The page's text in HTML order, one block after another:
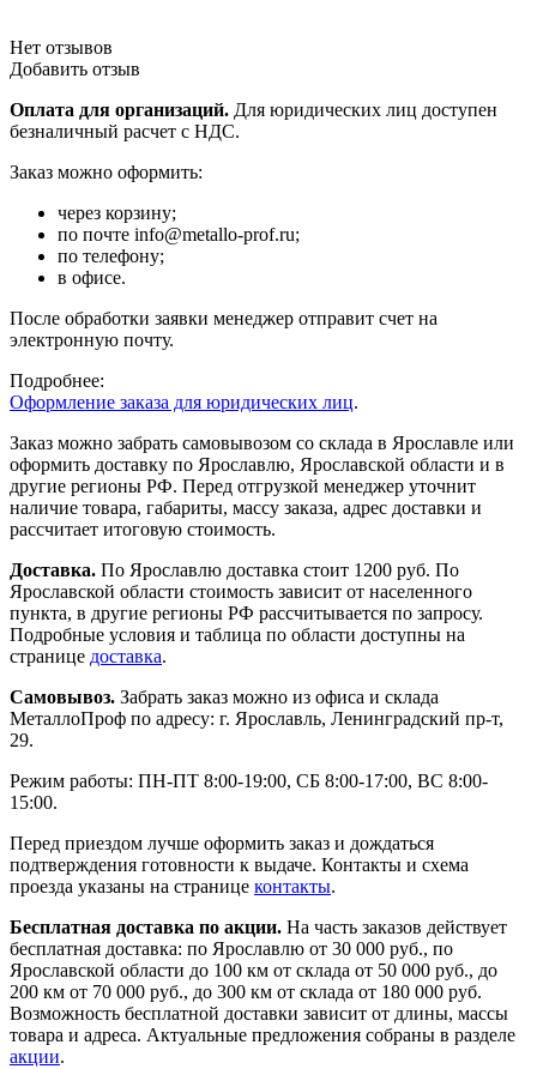
Нет отзывов
Добавить отзыв
Оплата для организаций. Для юридических лиц доступен
безналичный расчет с НДС.
Заказ можно оформить:
через корзину;
по почте info@metallo-prof.ru;
по телефону;
в офисе.
После обработки заявки менеджер отправит счет на
электронную почту.
Подробнее:
Оформление заказа для юридических лиц.
Заказ можно забрать самовывозом со склада в Ярославле или
оформить доставку по Ярославлю, Ярославской области и в
другие регионы РФ. Перед отгрузкой менеджер уточнит
наличие товара, габариты, массу заказа, адрес доставки и
рассчитает итоговую стоимость.
Доставка. По Ярославлю доставка стоит 1200 руб. По
Ярославской области стоимость зависит от населенного
пункта, в другие регионы РФ рассчитывается по запросу.
Подробные условия и таблица по области доступны на
странице доставка.
Самовывоз. Забрать заказ можно из офиса и склада
МеталлоПроф по адресу: г. Ярославль, Ленинградский пр-т,
29.
Режим работы: ПН-ПТ 8:00-19:00, СБ 8:00-17:00, ВС 8:00-
15:00.
Перед приездом лучше оформить заказ и дождаться
подтверждения готовности к выдаче. Контакты и схема
проезда указаны на странице контакты.
Бесплатная доставка по акции. На часть заказов действует
бесплатная доставка: по Ярославлю от 30 000 руб., по
Ярославской области до 100 км от склада от 50 000 руб., до
200 км от 70 000 руб., до 300 км от склада от 180 000 руб.
Возможность бесплатной доставки зависит от длины, массы
товара и адреса. Актуальные предложения собраны в разделе
акции.